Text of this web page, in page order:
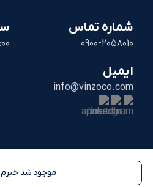
موجود شد
شماره تماس
0900-2058010
09:00
ایمیل
info@vinzoco.com
بلامانع است. کلیه حقوق این سایت متعلق